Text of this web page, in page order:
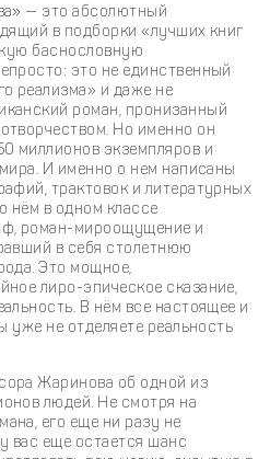
— это абсолютный
в подборки «лучших книг
баснословную
это не единственный
реализма» и даже не
роман, пронизанный
Но именно он
миллионов экземпляров и
И именно о нем написаны
трактовок и литературных
нём в одном классе
роман-мироощущение и
в себя столетнюю
Это мощное,
лиро-эпическое сказание,
В нём все настоящее и
уже не отделяете реальность
Жаринова об одной из
людей. Не смотря на
его еще ни разу не
вас еще остается шанс